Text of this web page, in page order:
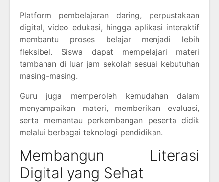
Platform pembelajaran daring, perpustakaan
digital, video edukasi, hingga aplikasi interaktif
membantu proses belajar menjadi lebih
fleksibel. Siswa dapat mempelajari materi
tambahan di luar jam sekolah sesuai kebutuhan
masing-masing.
Guru juga memperoleh kemudahan dalam
menyampaikan materi, memberikan evaluasi,
serta memantau perkembangan peserta didik
melalui berbagai teknologi pendidikan.
Membangun Literasi
Digital yang Sehat